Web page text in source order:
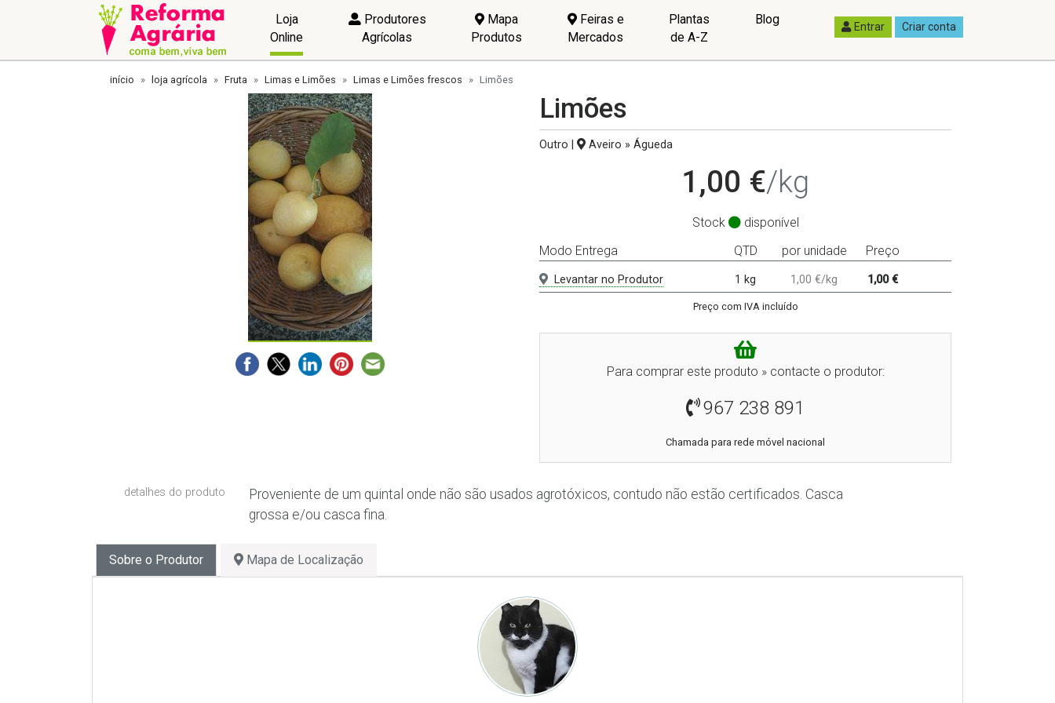
Loja
Online
Produtores
Agrícolas
Mapa
Produtos
Feiras e
Mercados
Plantas
de A-Z
Blog Entrar Criar conta
início loja agrícola Fruta Limas e Limões Limas e Limões frescos Limões
Limões
Outro | Aveiro » Águeda
1,00 €/kg
Stock
disponível
Modo Entrega
QTD por unidade Preço
Levantar no Produtor 1 kg 1,00 €/kg 1,00 €
Preço com IVA incluído
Para comprar este produto » contacte o produtor:
967 238 891
Chamada para rede móvel nacional
detalhes do produto
Proveniente de um quintal onde não são usados agrotóxicos, contudo não estão certificados. Casca
grossa e/ou casca fina.
Sobre o Produtor Mapa de Localização